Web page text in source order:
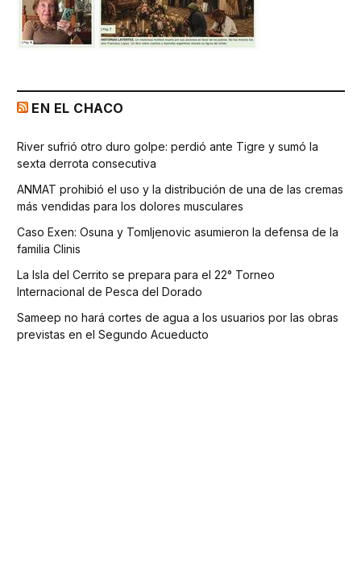
EN EL CHACO
River sufrió otro duro golpe: perdió ante Tigre y sumó la
sexta derrota consecutiva
ANMAT prohibió el uso y la distribución de una de las cremas
más vendidas para los dolores musculares
Caso Exen: Osuna y Tomljenovic asumieron la defensa de la
familia Clinis
La Isla del Cerrito se prepara para el 22° Torneo
Internacional de Pesca del Dorado
Sameep no hará cortes de agua a los usuarios por las obras
previstas en el Segundo Acueducto